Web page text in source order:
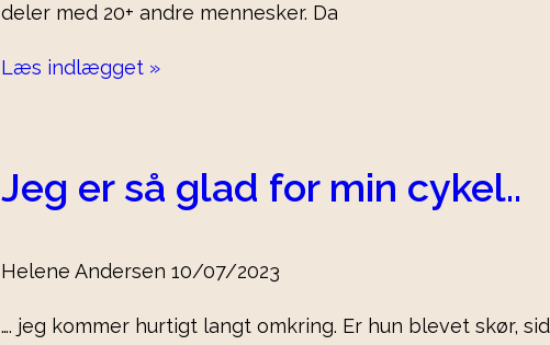
deler med 20+ andre mennesker. Da
Læs indlægget »
Jeg er så glad for min cykel..
Helene Andersen 10/07/2023
…. jeg kommer hurtigt langt omkring. Er hun blevet skør,